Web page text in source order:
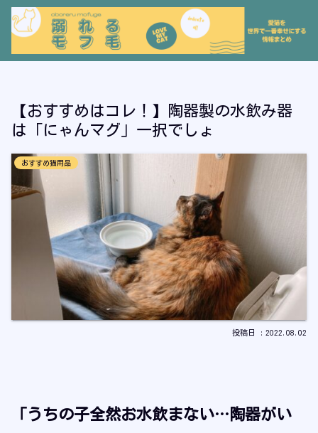
【おすすめはコレ！】陶器製の水飲み器
は「にゃんマグ」一択でしょ
おすすめ猫用品
2022.08.02
「うちの子全然お水飲まない…陶器がい